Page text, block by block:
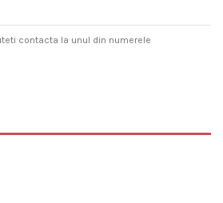
contacta la unul din numerele